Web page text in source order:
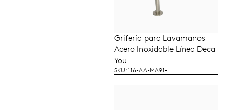
LEER MÁS
Grifería para Lavamanos
Acero Inoxidable Línea Deca
You
SKU: 116-AA-MA91-I